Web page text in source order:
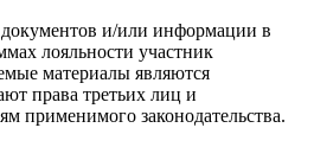
и/или информации в
лояльности участник
материалы являются
права третьих лиц и
применимого законодательства.